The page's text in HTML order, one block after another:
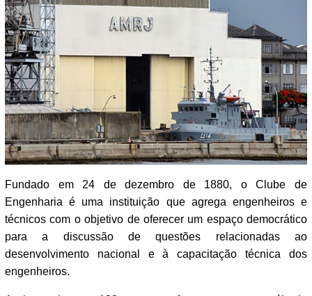
Fundado em 24 de dezembro de 1880, o Clube de
Engenharia é uma instituição que agrega engenheiros e
técnicos com o objetivo de oferecer um espaço democrático
para a discussão de questões relacionadas ao
desenvolvimento nacional e à capacitação técnica dos
engenheiros.